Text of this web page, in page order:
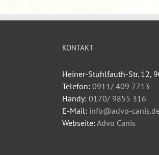
KONTAKT
Heiner-Stuhlfauth-Str. 12,
Telefon: 0911/ 409 7713
Handy: 0170/ 9855 316
E-Mail: info@advo-
Webseite:Advo Canis